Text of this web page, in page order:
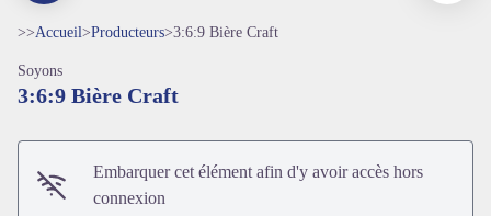
Voir l'image en plein écran
>>Accueil>Producteurs>3:6:9 Bière Craft
Soyons
3:6:9 Bière Craft
Embarquer cet élément afin d'y avoir accès hors
connexion